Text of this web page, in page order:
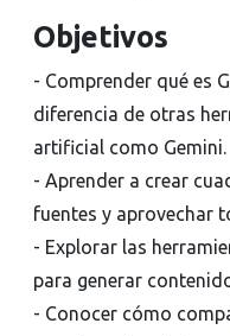
Objetivos
- Comprender qué es
diferencia de otras
artificial como Gemini.
- Aprender a crear
fuentes y aprovechar
- Explorar las
para generar
- Conocer cómo